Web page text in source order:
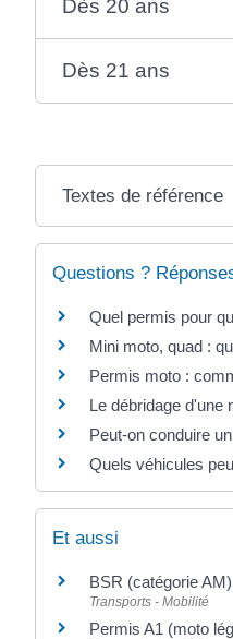
Dès 20 ans
Dès 21 ans
Textes de référence
Questions ?
Quel permis pour
Mini moto, quad :
Permis moto :
Le débridage d'une
Peut-on conduire
Quels véhicules
Et aussi
BSR (catégorie AM)
Transports - Mobilité
Permis A1 (moto